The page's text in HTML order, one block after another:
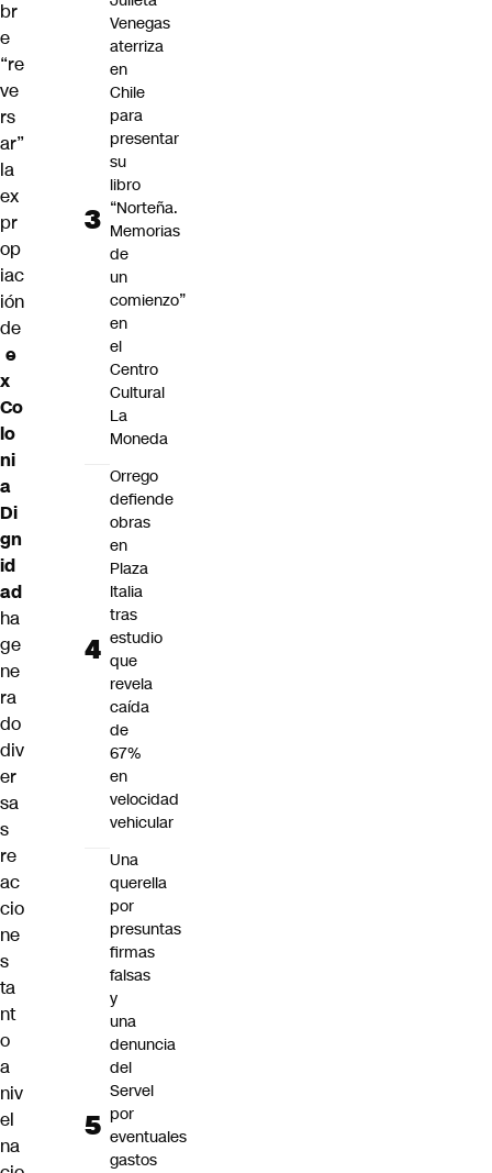
br
e
“re
ve
rs
ar”
la
ex
pr
op
iac
ión
de
e
x
Co
lo
ni
a
Di
gn
id
ad
ha
ge
ne
ra
do
div
er
sa
s
re
ac
cio
ne
s
ta
nt
o
a
niv
el
na
Venegas
aterriza
en
Chile
para
presentar
su
libro
“Norteña.
Memorias
de
un
comienzo”
en
el
Centro
Cultural
La
Moneda
Orrego
defiende
obras
en
Plaza
Italia
tras
estudio
que
revela
caída
de
67%
en
velocidad
vehicular
Una
querella
por
presuntas
firmas
falsas
y
una
denuncia
del
Servel
por
eventuales
gastos